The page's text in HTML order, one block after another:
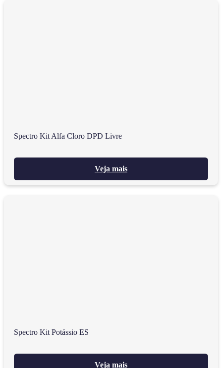
Spectro Kit Alfa Cloro DPD Livre
Veja mais
Spectro Kit Potássio ES
Veja mais